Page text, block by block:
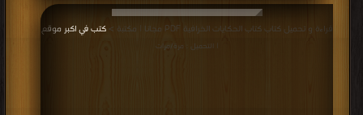
قراءة و تحميل كتاب كتاب الحكايات الخرافية PDF مجانا | مكتبة > كتب في اكبر موقع
| التحميل : مرة/مرات